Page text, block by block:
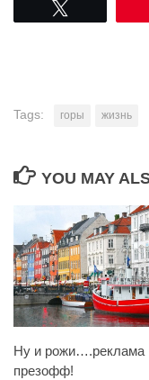
Tags: горы жизнь
YOU MAY
Ну и рожи….реклама
презофф!